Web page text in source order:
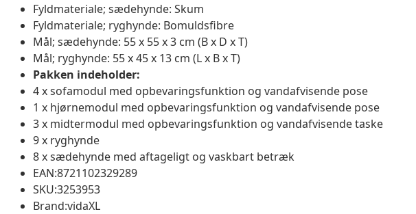
Fyldmateriale; sædehynde: Skum
Fyldmateriale; ryghynde: Bomuldsfibre
Mål; sædehynde: 55 x 55 x 3 cm (B x D x T)
Mål; ryghynde: 55 x 45 x 13 cm (L x B x T)
Pakken indeholder:
4 x sofamodul med opbevaringsfunktion og vandafvisende pose
1 x hjørnemodul med opbevaringsfunktion og vandafvisende pose
3 x midtermodul med opbevaringsfunktion og vandafvisende taske
9 x ryghynde
8 x sædehynde med aftageligt og vaskbart betræk
EAN:8721102329289
SKU:3253953
Brand:vidaXL